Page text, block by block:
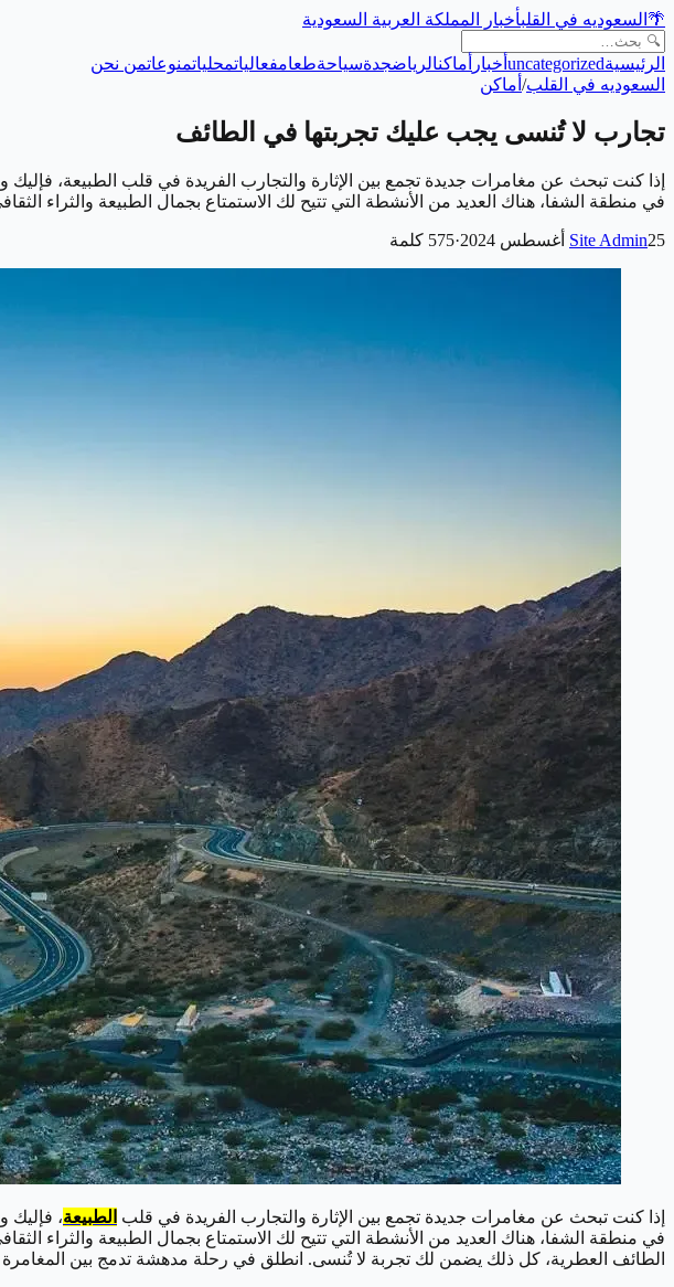
🌴 السعوديه في القلبأخبار المملكة العربية السعودية
الرئيسيةuncategorized أخبار أماكنالرياضجدةسياحةطعامفعالياتمحلياتمنوعاتمن نحن
السعوديه في القلب/ أماكن
تجارب لا تُنسى يجب عليك تجربتها في الطائف
إذا كنت تبحث عن مغامرات جديدة تجمع بين الإثارة والتجارب الفريدة في قلب الطبيعة،
في منطقة الشفا، هناك العديد من الأنشطة التي تتيح لك الاستمتاع بجمال الطبيعة والثراء
Site Admin25 أغسطس 2024 ·
575 كلمة
إذا كنت تبحث عن مغامرات جديدة تجمع بين الإثارة والتجارب الفريدة في قلب الطبيعة، فإليك
في منطقة الشفا، هناك العديد من الأنشطة التي تتيح لك الاستمتاع بجمال الطبيعة
الطائف العطرية، كل ذلك يضمن لك تجربة لا تُنسى. انطلق في رحلة مدهشة تدمج بين